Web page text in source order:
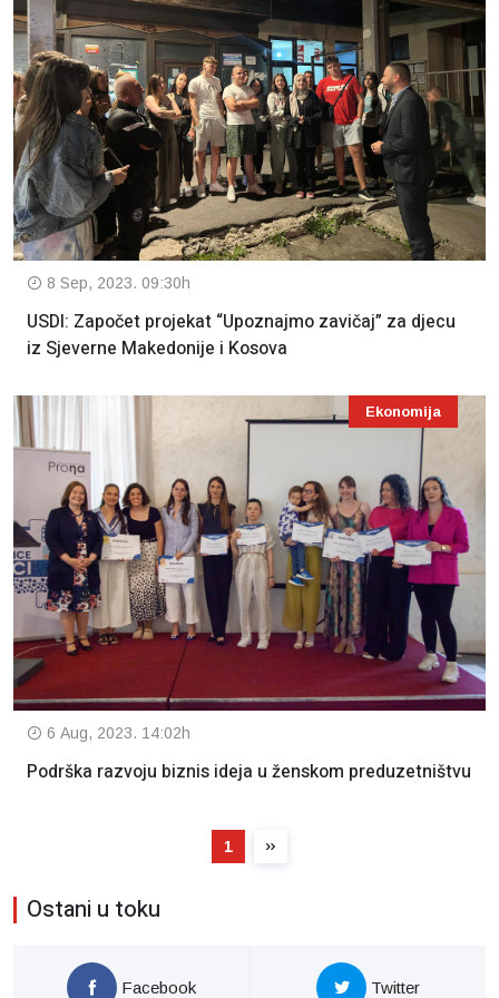
8 Sep, 2023. 09:30h
USDI: Započet projekat “Upoznajmo zavičaj” za djecu
iz Sjeverne Makedonije i Kosova
Ekonomija
6 Aug, 2023. 14:02h
Podrška razvoju biznis ideja u ženskom preduzetništvu
1
Ostani u toku
Facebook Twitter